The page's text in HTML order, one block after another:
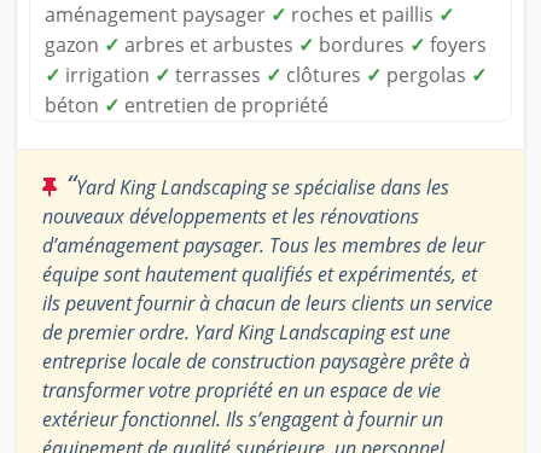
aménagement paysager ✓ roches et paillis ✓
gazon ✓ arbres et arbustes ✓ bordures ✓ foyers
✓ irrigation ✓ terrasses ✓ clôtures ✓ pergolas ✓
béton ✓ entretien de propriété
“Yard King Landscaping se spécialise dans les
nouveaux développements et les rénovations
d’aménagement paysager. Tous les membres de leur
équipe sont hautement qualifiés et expérimentés, et
ils peuvent fournir à chacun de leurs clients un service
de premier ordre. Yard King Landscaping est une
entreprise locale de construction paysagère prête à
transformer votre propriété en un espace de vie
extérieur fonctionnel. Ils s’engagent à fournir un